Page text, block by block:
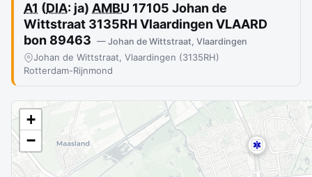
A1 (DIA: ja) AMBU 17105 Johan de
Wittstraat 3135RH Vlaardingen VLAARD
bon 89463 — Johan de Wittstraat, Vlaardingen
Johan de Wittstraat, Vlaardingen (3135RH)
Rotterdam-Rijnmond
+
−